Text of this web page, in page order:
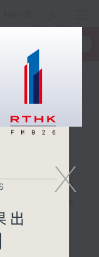
X
出